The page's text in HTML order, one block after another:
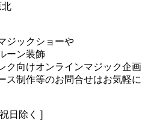
北
ジックショーや
ーン装飾
ク向けオンラインマジック企画
ス制作等のお問合せはお気軽に
日除く ]